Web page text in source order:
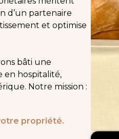
d’un partenaire
et optimise
bâti une
en hospitalité,
Notre mission :
propriété.